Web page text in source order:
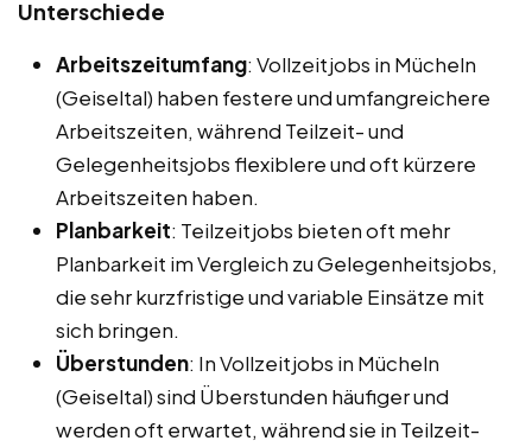
Unterschiede
Arbeitszeitumfang: Vollzeitjobs in Mücheln
(Geiseltal) haben festere und umfangreichere
Arbeitszeiten, während Teilzeit- und
Gelegenheitsjobs flexiblere und oft kürzere
Arbeitszeiten haben.
Planbarkeit: Teilzeitjobs bieten oft mehr
Planbarkeit im Vergleich zu Gelegenheitsjobs,
die sehr kurzfristige und variable Einsätze mit
sich bringen.
Überstunden: In Vollzeitjobs in Mücheln
(Geiseltal) sind Überstunden häufiger und
werden oft erwartet, während sie in Teilzeit-